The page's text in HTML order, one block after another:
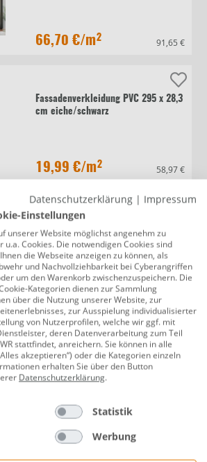
66,70 €/m² 91,65 €
Fassadenverkleidung PVC 295 x 28,3
cm eiche/schwarz
19,99 €/m² 58,97 €
Compact 120 x 37,5 cm 8 mm weiß
glänzend
20,75 €/m² 56,03 €
Grosfillex Kunststoffpaneele Easy
Top 120 x 35 cm, 5 mm, weiß
satiniert
16,68 €
Datenschutzerklärung | Impressum
Einstellungen
unserer Website möglichst angenehm zu
Cookies. Die notwendigen Cookies sind
die Webseite anzeigen zu können, als
und Nachvollziehbarkeit bei Cyberangriffen
um den Warenkorb zwischenzuspeichern. Die
Kategorien dienen zur Sammlung
über die Nutzung unserer Website, zur
zur Ausspielung individualisierter
von Nutzerprofilen, welche wir ggf. mit
deren Datenverarbeitung zum Teil
stattfindet, anreichern. Sie können in alle
akzeptieren“) oder die Kategorien einzeln
erhalten Sie über den Button
Datenschutzerklärung.
Statistik
Werbung